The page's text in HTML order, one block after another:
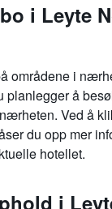
i Leyte
områdene i
planlegger å
Ved å
du opp mer
hotellet.
i